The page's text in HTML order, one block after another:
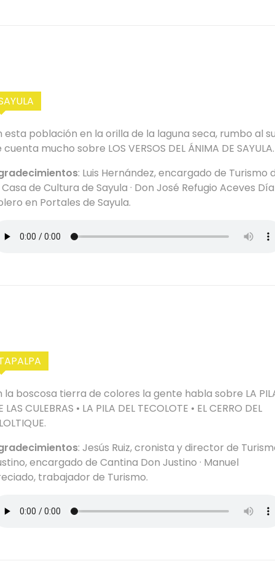
esta población en la orilla de la laguna seca, rumbo al
cuenta mucho sobre LOS VERSOS DEL ÁNIMA DE SAYULA.
: Luis Hernández, encargado de Turismo
de Cultura de Sayula · Don José Refugio Aceves
en Portales de Sayula.
la boscosa tierra de colores la gente habla sobre LA
LAS CULEBRAS • LA PILA DEL TECOLOTE • EL CERRO DEL
: Jesús Ruiz, cronista y director de
encargado de Cantina Don Justino · Manuel
trabajador de Turismo.